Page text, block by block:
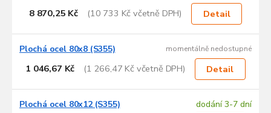
8 870,25 Kč (10 733 Kč včetně DPH) Detail
Plochá ocel 80x8 (S355) momentálně nedostupné
1 046,67 Kč (1 266,47 Kč včetně DPH) Detail
Plochá ocel 80x12 (S355) dodání 3-7 dní